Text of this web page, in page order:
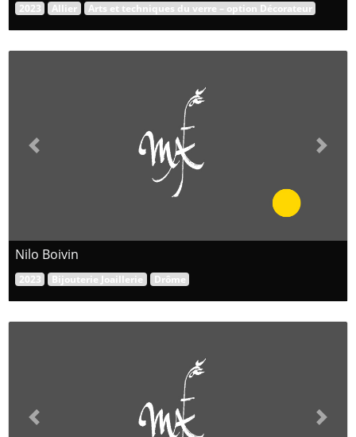
2023 Allier Arts et techniques du verre – option Décorateur
Previous Next
Nilo Boivin
2023 Bijouterie Joaillerie Drôme
Previous Next